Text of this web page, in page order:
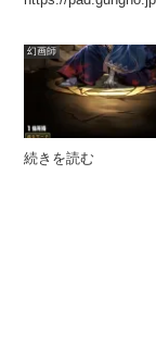
幻画師
続きを読む